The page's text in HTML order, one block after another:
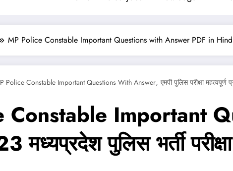
MP Police Constable Important Questions with Answer PDF in Hindi
Police Constable Important Questions With Answer, एमपी पुलिस परीक्षा महत्वपूर्ण
Constable Important
पुलिस भर्ती